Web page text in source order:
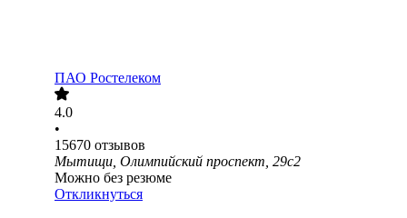
ПАО Ростелеком
4.0
•
15670 отзывов
Мытищи, Олимпийский проспект, 29с2
Можно без резюме
Откликнуться